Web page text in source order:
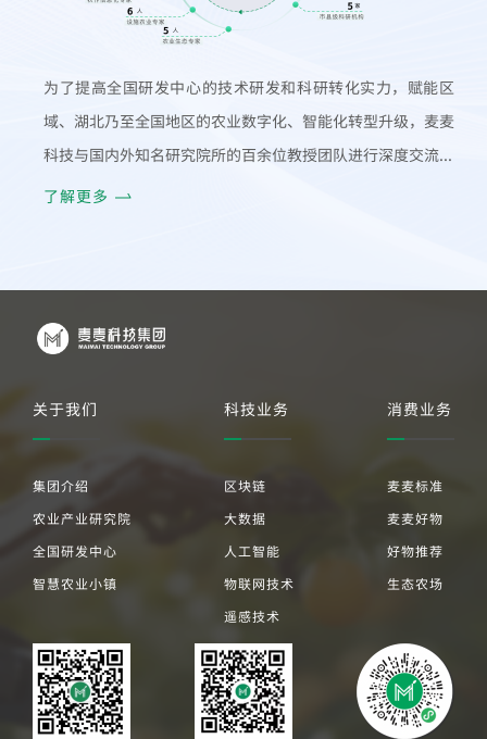
为了提高全国研发中心的技术研发和科研转化实力，赋能区
域、湖北乃至全国地区的农业数字化、智能化转型升级，麦麦
科技与国内外知名研究院所的百余位教授团队进行深度交流...
了解更多
关于我们
集团介绍
农业产业研究院
全国研发中心
智慧农业小镇
科技业务
区块链
大数据
人工智能
物联网技术
遥感技术
消费业务
麦麦标准
麦麦好物
好物推荐
生态农场